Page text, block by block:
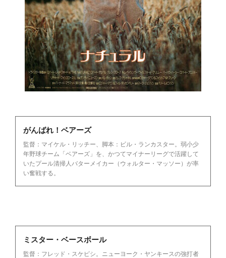
がんばれ！ベアーズ
監督：マイケル・リッチー、脚本：ビル・ランカスター。弱小少
年野球チーム「ベアーズ」を、かつてマイナーリーグで活躍して
いたプール清掃人バターメイカー（ウォルター・マッソー）が率
い奮戦する。
ミスター・ベースボール
監督：フレッド・スケピシ。ニューヨーク・ヤンキースの強打者